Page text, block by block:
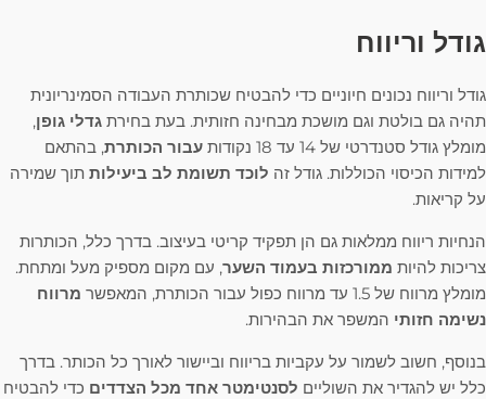
גודל וריווח
גודל וריווח נכונים חיוניים כדי להבטיח שכותרת העבודה הסמינריונית
תהיה גם בולטת וגם מושכת מבחינה חזותית. בעת בחירת גדלי גופן,
מומלץ גודל סטנדרטי של 14 עד 18 נקודות
עבור הכותרת, בהתאם
למידות הכיסוי הכוללות. גודל זה לוכד תשומת לב ביעילות תוך שמירה
על קריאות.
הנחיות ריווח ממלאות גם הן תפקיד קריטי בעיצוב. בדרך כלל, הכותרות
צריכות להיות ממורכזות בעמוד השער, עם מקום מספיק מעל ומתחת.
מומלץ מרווח של 1.5 עד מרווח כפול עבור הכותרת, המאפשר
מרווח
נשימה חזותי המשפר את הבהירות.
בנוסף, חשוב לשמור על עקביות בריווח וביישור לאורך כל הכותר. בדרך
כלל יש להגדיר את השוליים לסנטימטר אחד מכל הצדדים כדי להבטיח